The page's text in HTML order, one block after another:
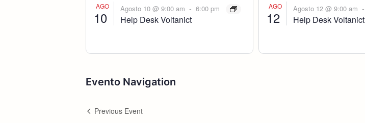
AGO
10
Agosto 10 @ 9:00 am - 6:00 pm
Help Desk Voltanict
AGO
12
Agosto 12 @ 9:00 am -
Help Desk Voltanict
Evento Navigation
Previous Event